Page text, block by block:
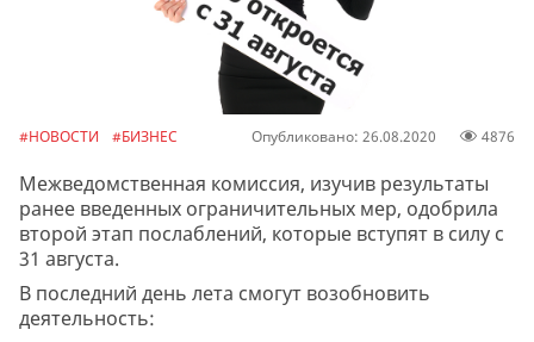
#НОВОСТИ #БИЗНЕС Опубликовано: 26.08.2020 4876
Межведомственная комиссия, изучив результаты
ранее введенных ограничительных мер, одобрила
второй этап послаблений, которые вступят в силу с
31 августа.
В последний день лета смогут возобновить
деятельность: